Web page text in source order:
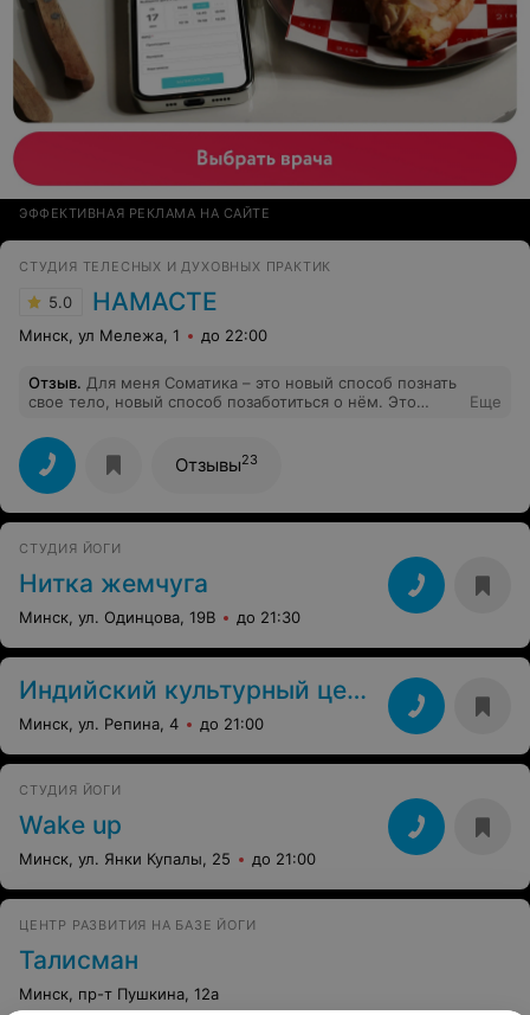
ЭФФЕКТИВНАЯ РЕКЛАМА НА САЙТЕ
СТУДИЯ ТЕЛЕСНЫХ И ДУХОВНЫХ ПРАКТИК
5.0 НАМАСТЕ
Минск, ул Мележа, 1 до 22:00
Отзыв. Для меня Соматика – это новый способ познать
свое тело, новый способ позаботиться о нём. Это
отстроить себя заново, стать более целостной
Еще
Отзывы23
СТУДИЯ ЙОГИ
Нитка жемчуга
Минск, ул. Одинцова, 19В до 21:30
Индийский культурный центр
Минск, ул. Репина, 4 до 21:00
СТУДИЯ ЙОГИ
Wake up
Минск, ул. Янки Купалы, 25 до 21:00
ЦЕНТР РАЗВИТИЯ НА БАЗЕ ЙОГИ
Талисман
Минск, пр-т Пушкина, 12а